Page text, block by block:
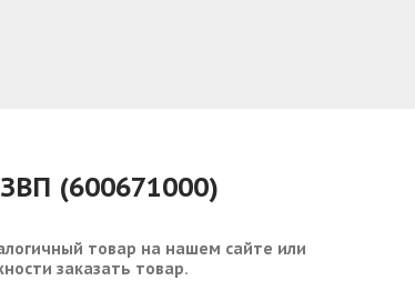
(600671000)
товар на нашем сайте или
заказать товар.